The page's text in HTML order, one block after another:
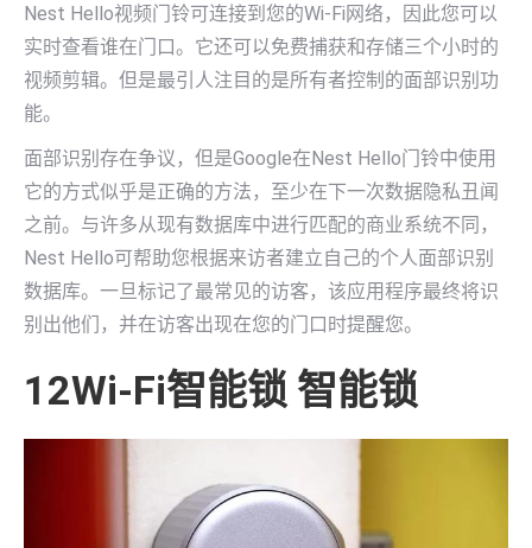
Nest Hello视频门铃可连接到您的Wi-Fi网络，因此您可以
实时查看谁在门口。它还可以免费捕获和存储三个小时的
视频剪辑。但是最引人注目的是所有者控制的面部识别功
能。
面部识别存在争议，但是Google在Nest Hello门铃中使用
它的方式似乎是正确的方法，至少在下一次数据隐私丑闻
之前。与许多从现有数据库中进行匹配的商业系统不同，
Nest Hello可帮助您根据来访者建立自己的个人面部识别
数据库。一旦标记了最常见的访客，该应用程序最终将识
别出他们，并在访客出现在您的门口时提醒您。
12Wi-Fi智能锁 智能锁